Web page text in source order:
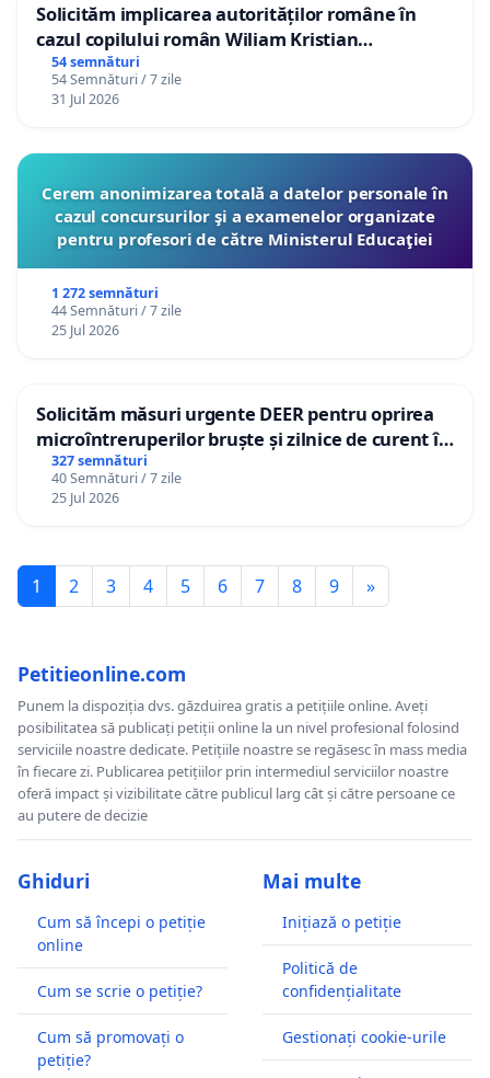
Solicităm implicarea autorităților române în
cazul copilului român Wiliam Kristian
Gheorghe, aflat în plasament în Danemarca de
12 ani
54 semnături
54 Semnături / 7 zile
31 Jul 2026
Cerem anonimizarea totală a datelor personale în
cazul concursurilor şi a examenelor organizate
pentru profesori de către Ministerul Educaţiei
1 272 semnături
44 Semnături / 7 zile
25 Jul 2026
Solicităm măsuri urgente DEER pentru oprirea
microîntreruperilor bruște și zilnice de curent în
Sâncraiu de Mureș și Nazna
327 semnături
40 Semnături / 7 zile
25 Jul 2026
1 2 3 4 5 6 7 8 9 »
Petitieonline.com
Punem la dispoziția dvs. găzduirea gratis a petițiile online. Aveți
posibilitatea să publicați petiții online la un nivel profesional folosind
serviciile noastre dedicate. Petițiile noastre se regăsesc în mass media
în fiecare zi. Publicarea petițiilor prin intermediul serviciilor noastre
oferă impact și vizibilitate către publicul larg cât și către persoane ce
au putere de decizie
Ghiduri
Cum să începi o petiție
online
Cum se scrie o petiție?
Cum să promovați o
petiție?
Mai multe
Inițiază o petiție
Politică de
confidențialitate
Gestionați cookie-urile